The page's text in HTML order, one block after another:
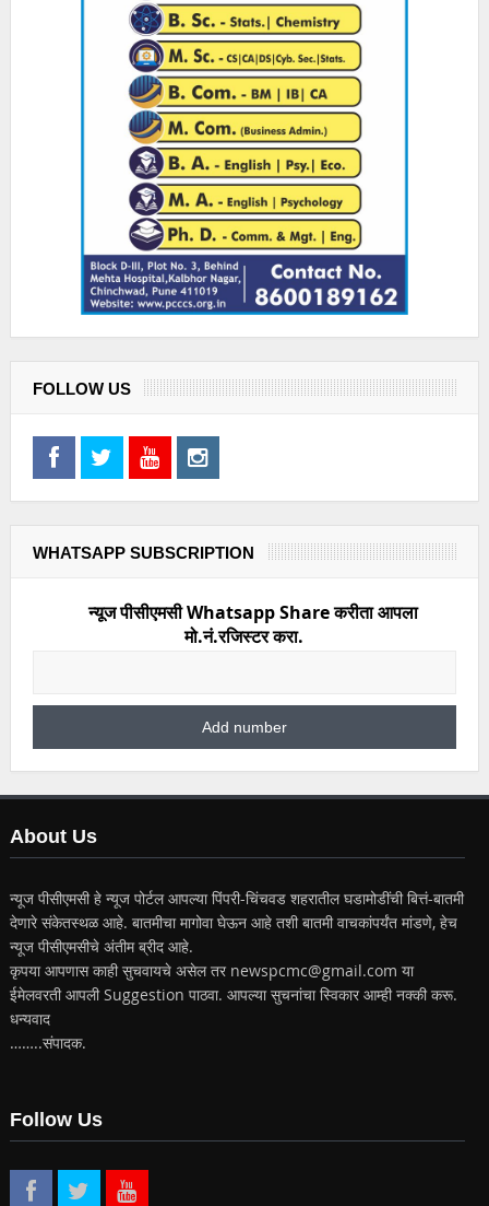
FOLLOW US
WHATSAPP SUBSCRIPTION
न्यूज पीसीएमसी Whatsapp Share करीता आपला
मो.नं.रजिस्टर करा.
About Us
न्यूज पीसीएमसी हे न्यूज पोर्टल आपल्या पिंपरी-चिंचवड शहरातील घडामोडींची बित्तं-बातमी
देणारे संकेतस्थळ आहे. बातमीचा मागोवा घेऊन आहे तशी बातमी वाचकांपर्यंत मांडणे, हेच
न्यूज पीसीएमसीचे अंतीम ब्रीद आहे.
कृपया आपणास काही सुचवायचे असेल तर newspcmc@gmail.com या
ईमेलवरती आपली Suggestion पाठवा. आपल्या सुचनांचा स्विकार आम्ही नक्की करू.
धन्यवाद
……..संपादक.
Follow Us